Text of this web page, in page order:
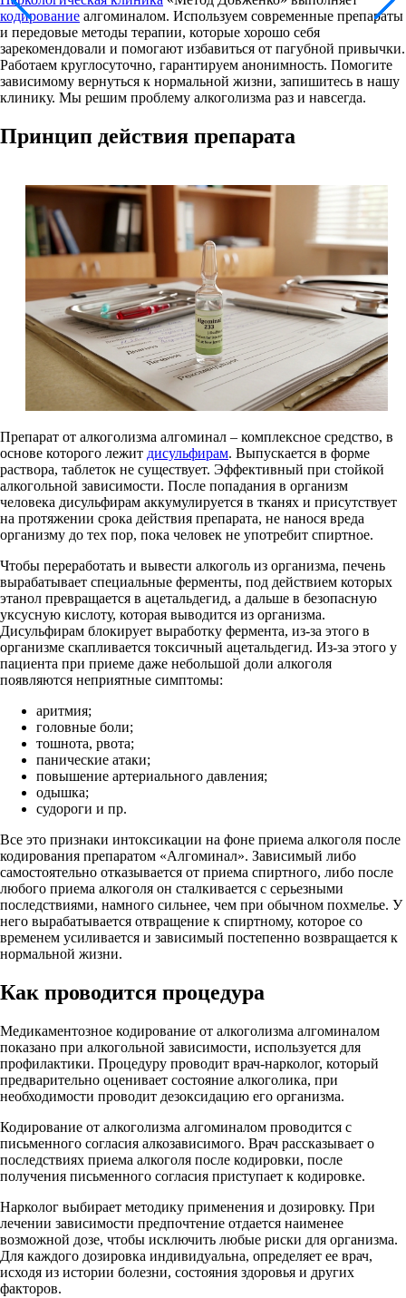
кодирование алгоминалом. Используем современные препараты
и передовые методы терапии, которые хорошо себя
зарекомендовали и помогают избавиться от пагубной привычки.
Работаем круглосуточно, гарантируем анонимность. Помогите
зависимому вернуться к нормальной жизни, запишитесь в нашу
клинику. Мы решим проблему алкоголизма раз и навсегда.
Принцип действия препарата
Препарат от алкоголизма алгоминал – комплексное средство, в
основе которого лежит дисульфирам. Выпускается в форме
раствора, таблеток не существует. Эффективный при стойкой
алкогольной зависимости. После попадания в организм
человека дисульфирам аккумулируется в тканях и присутствует
на протяжении срока действия препарата, не нанося вреда
организму до тех пор, пока человек не употребит спиртное.
Чтобы переработать и вывести алкоголь из организма, печень
вырабатывает специальные ферменты, под действием которых
этанол превращается в ацетальдегид, а дальше в безопасную
уксусную кислоту, которая выводится из организма.
Дисульфирам блокирует выработку фермента, из-за этого в
организме скапливается токсичный ацетальдегид. Из-за этого у
пациента при приеме даже небольшой доли алкоголя
появляются неприятные симптомы:
аритмия;
головные боли;
тошнота, рвота;
панические атаки;
повышение артериального давления;
одышка;
судороги и пр.
Все это признаки интоксикации на фоне приема алкоголя после
кодирования препаратом «Алгоминал». Зависимый либо
самостоятельно отказывается от приема спиртного, либо после
любого приема алкоголя он сталкивается с серьезными
последствиями, намного сильнее, чем при обычном похмелье. У
него вырабатывается отвращение к спиртному, которое со
временем усиливается и зависимый постепенно возвращается к
нормальной жизни.
Как проводится процедура
Медикаментозное кодирование от алкоголизма алгоминалом
показано при алкогольной зависимости, используется для
профилактики. Процедуру проводит врач-нарколог, который
предварительно оценивает состояние алкоголика, при
необходимости проводит дезоксидацию его организма.
Кодирование от алкоголизма алгоминалом проводится с
письменного согласия алкозависимого. Врач рассказывает о
последствиях приема алкоголя после кодировки, после
получения письменного согласия приступает к кодировке.
Нарколог выбирает методику применения и дозировку. При
лечении зависимости предпочтение отдается наименее
возможной дозе, чтобы исключить любые риски для организма.
Для каждого дозировка индивидуальна, определяет ее врач,
исходя из истории болезни, состояния здоровья и других
факторов.